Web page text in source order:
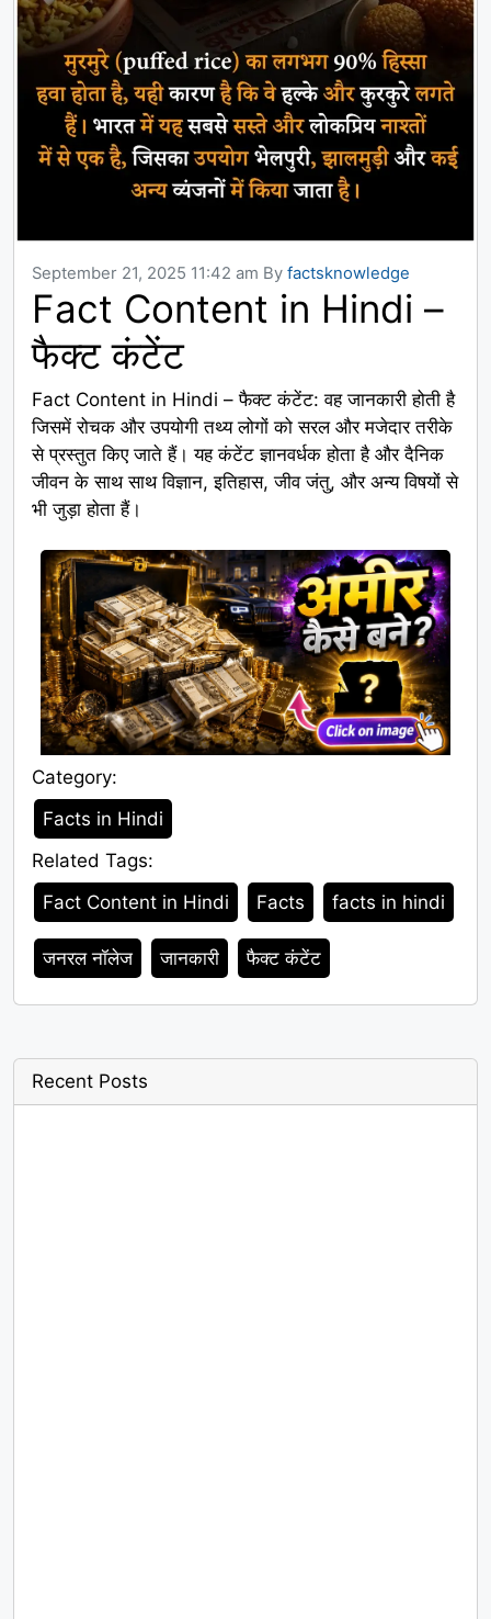
September 21, 2025 11:42 am By factsknowledge
Fact Content in Hindi –
फैक्ट कंटेंट
Fact Content in Hindi – फैक्ट कंटेंट: वह जानकारी होती है
जिसमें रोचक और उपयोगी तथ्य लोगों को सरल और मजेदार तरीके
से प्रस्तुत किए जाते हैं। यह कंटेंट ज्ञानवर्धक होता है और दैनिक
जीवन के साथ साथ विज्ञान, इतिहास, जीव जंतु, और अन्य विषयों से
भी जुड़ा होता हैं।
Category:
Category
Facts in Hindi
Related Tags:
Tags
Fact Content in Hindi Facts facts in hindi
जनरल नॉलेज जानकारी फैक्ट कंटेंट
Recent Posts